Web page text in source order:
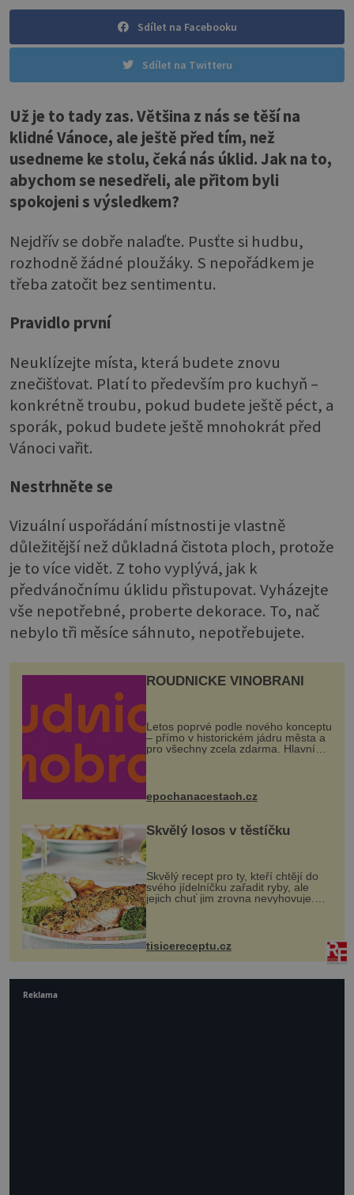
Sdílet na Facebooku
Sdílet na Twitteru
Už je to tady zas. Většina z nás se těší na
klidné Vánoce, ale ještě před tím, než
usedneme ke stolu, čeká nás úklid. Jak na to,
abychom se nesedřeli, ale přitom byli
spokojeni s výsledkem?
Nejdřív se dobře nalaďte. Pusťte si hudbu,
rozhodně žádné ploužáky. S nepořádkem je
třeba zatočit bez sentimentu.
Pravidlo první
Neuklízejte místa, která budete znovu
znečišťovat. Platí to především pro kuchyň –
konkrétně troubu, pokud budete ještě péct, a
sporák, pokud budete ještě mnohokrát před
Vánoci vařit.
Nestrhněte se
Vizuální uspořádání místnosti je vlastně
důležitější než důkladná čistota ploch, protože
je to více vidět. Z toho vyplývá, jak k
předvánočnímu úklidu přistupovat. Vyházejte
vše nepotřebné, proberte dekorace. To, nač
nebylo tři měsíce sáhnuto, nepotřebujete.
ROUDNICKÉ VINOBRANÍ
Letos poprvé podle nového konceptu
– přímo v historickém jádru města a
pro všechny zcela zdarma. Hlavní
program se odehraje na Karlově a
mohou těšit na víno, burčák, pes...
epochanacestach.cz
Skvělý losos v těstíčku
Skvělý recept pro ty, kteří chtějí do
svého jídelníčku zařadit ryby, ale
jejich chuť jim zrovna nevyhovuje.
Losos je samozřejmě taky ryba, ale v
tomto případě si na to nikdo ani
nevzpomene. Ingredienc...
tisicereceptu.cz
Reklama